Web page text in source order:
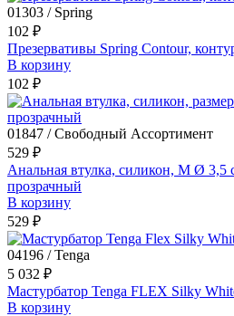
01303 / Spring
102 ₽
Презервативы Spring Contour,
В корзину
102 ₽
01847 / Свободный Ассортимент
529 ₽
Анальная втулка, силикон, M Ø 3,5
прозрачный
В корзину
529 ₽
04196 / Tenga
5 032 ₽
Мастурбатор Tenga FLEX Silky
В корзину